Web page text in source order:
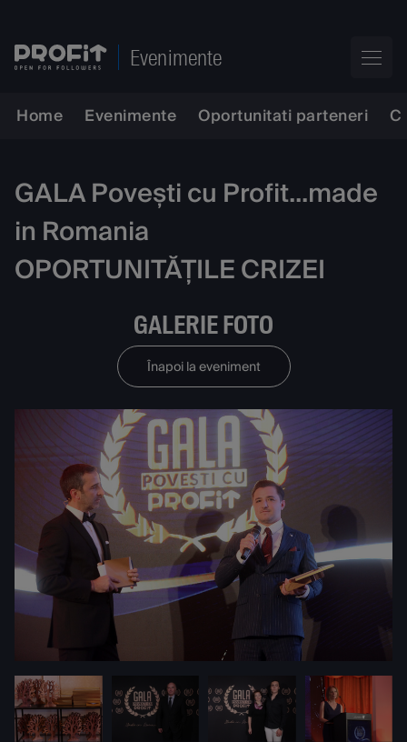
Evenimente
Home Evenimente Oportunitati parteneri
GALA Povești cu Profit...made
in Romania
OPORTUNITĂȚILE CRIZEI
GALERIE FOTO
Înapoi la eveniment